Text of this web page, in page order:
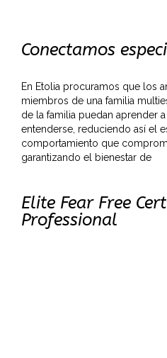
Conectamos
En Etolia procuramos que los
miembros de una familia
de la familia puedan aprender
entenderse, reduciendo así el
comportamiento que
garantizando el bienestar de
Elite Fear Free
Professional